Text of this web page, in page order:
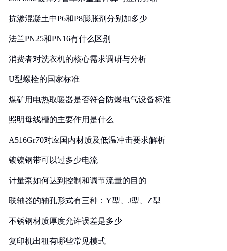
抗渗混凝土中P6和P8膨胀剂分别加多少
法兰PN25和PN16有什么区别
消费者对洗衣机的核心需求调研与分析
U型螺栓的国家标准
煤矿用电热取暖器是否符合防爆电气设备标准
照明母线槽的主要作用是什么
A516Gr70对应国内材质及低温冲击要求解析
镀镍钢带可以过多少电流
计量泵如何达到控制和调节流量的目的
联轴器的轴孔形式有三种：Y型、J型、Z型
不锈钢材质厚度允许误差是多少
复印机出租有哪些常见模式